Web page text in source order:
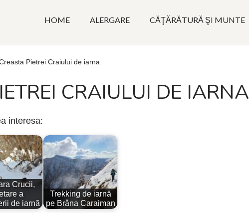
HOME ALERGARE CĂŢĂRĂTURĂ ŞI MUNTE
Pietrei Craiului de iarna
CRAIULUI DE IARNA
interesa:
Crucii,
a
de iarnă
Trekking de iarnă
pe Brâna Caraiman